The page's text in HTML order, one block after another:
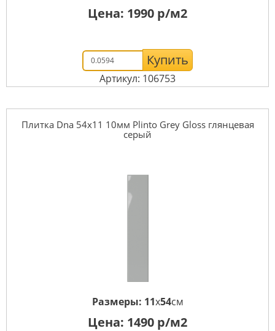
Цена: 1990 р/м2
Купить
Артикул: 106753
Плитка Dna 54x11 10мм Plinto Grey Gloss глянцевая
серый
Размеры: 11x54см
Цена: 1490 р/м2